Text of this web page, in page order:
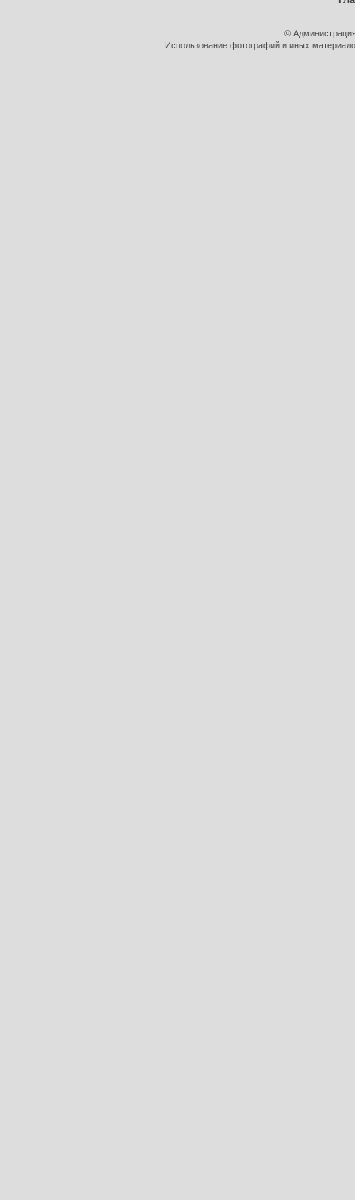
©
Использование фотографий и иных